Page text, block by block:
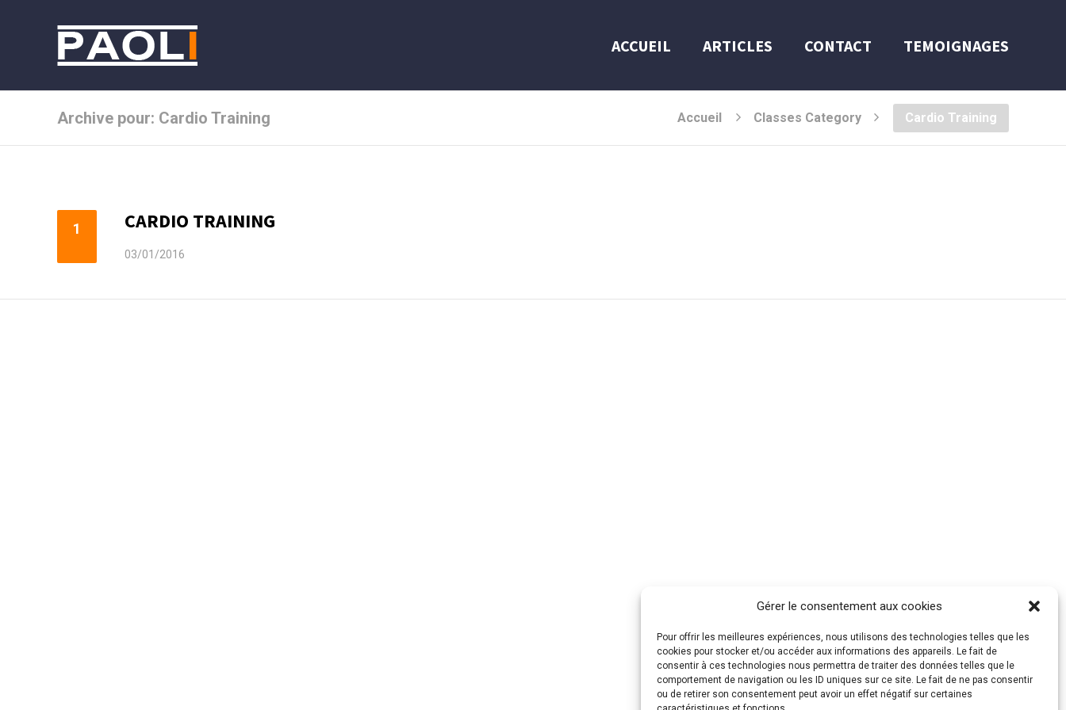
Gérer le consentement aux cookies
Pour offrir les meilleures expériences, nous utilisons des technologies telles que les
cookies pour stocker et/ou accéder aux informations des appareils. Le fait de
consentir à ces technologies nous permettra de traiter des données telles que le
comportement de navigation ou les ID uniques sur ce site. Le fait de ne pas consentir
ou de retirer son consentement peut avoir un effet négatif sur certaines
ACCUEIL ARTICLES CONTACT TEMOIGNAGES
Archive pour: Cardio Training Accueil Classes Category Cardio Training
1 CARDIO TRAINING
03/01/2016